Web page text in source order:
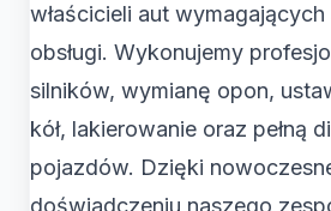
właścicieli aut
obsługi. Wykonujemy
silników, wymianę opon,
kół, lakierowanie oraz pełną
pojazdów. Dzięki
doświadczeniu naszego